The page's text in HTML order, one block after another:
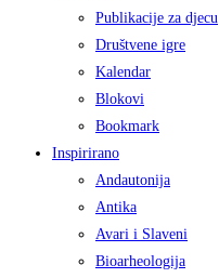
Publikacije za djecu
Društvene igre
Kalendar
Blokovi
Bookmark
Inspirirano
Andautonija
Antika
Avari i Slaveni
Bioarheologija